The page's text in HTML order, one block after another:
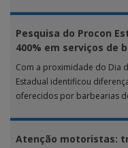
Pesquisa do Procon
400% em serviços de
Com a proximidade do Dia
Estadual identificou
oferecidos por barbearias
Atenção motoristas: